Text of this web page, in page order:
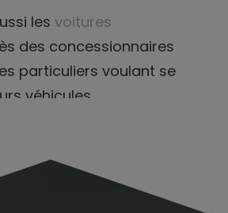
les voitures
des concessionnaires
particuliers voulant se
véhicules.